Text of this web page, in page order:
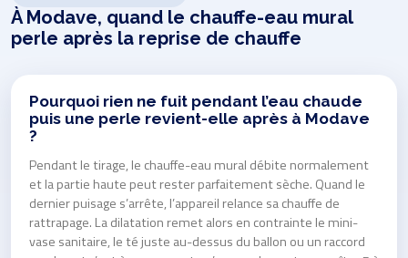
À Modave, quand le chauffe-eau mural
perle après la reprise de chauffe
Pourquoi rien ne fuit pendant l’eau chaude
puis une perle revient-elle après à Modave
?
Pendant le tirage, le chauffe-eau mural débite normalement
et la partie haute peut rester parfaitement sèche. Quand le
dernier puisage s’arrête, l’appareil relance sa chauffe de
rattrapage. La dilatation remet alors en contrainte le mini-
vase sanitaire, le té juste au-dessus du ballon ou un raccord